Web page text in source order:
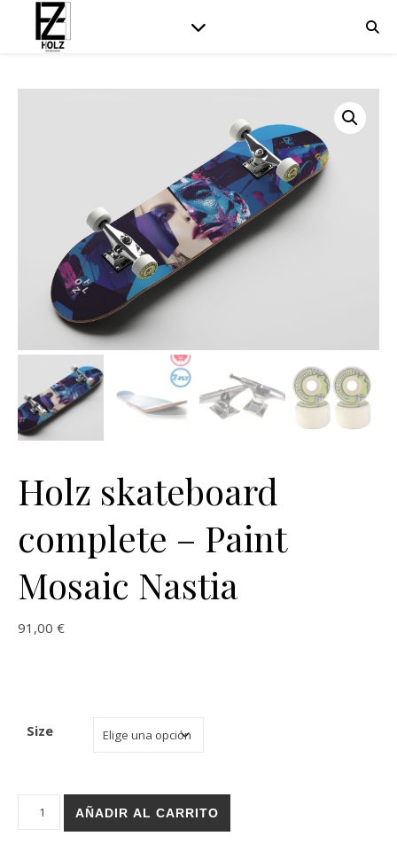
Holz skateboard
complete – Paint
Mosaic Nastia
91,00 €
Size
Holz skateboard complete - Paint Mosaic Nastia cantidad
AÑADIR AL CARRITO